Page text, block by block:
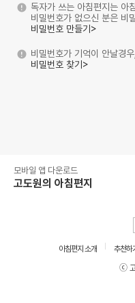
독자가 쓰는 아침편지는 아
비밀번호가 없으신 분은 비
비밀번호 만들기>
비밀번호가 기억이 안날경
비밀번호 찾기>
모바일 앱 다운로드
고도원의 아침편지
아침편지 소개 추천하
ⓒ 고